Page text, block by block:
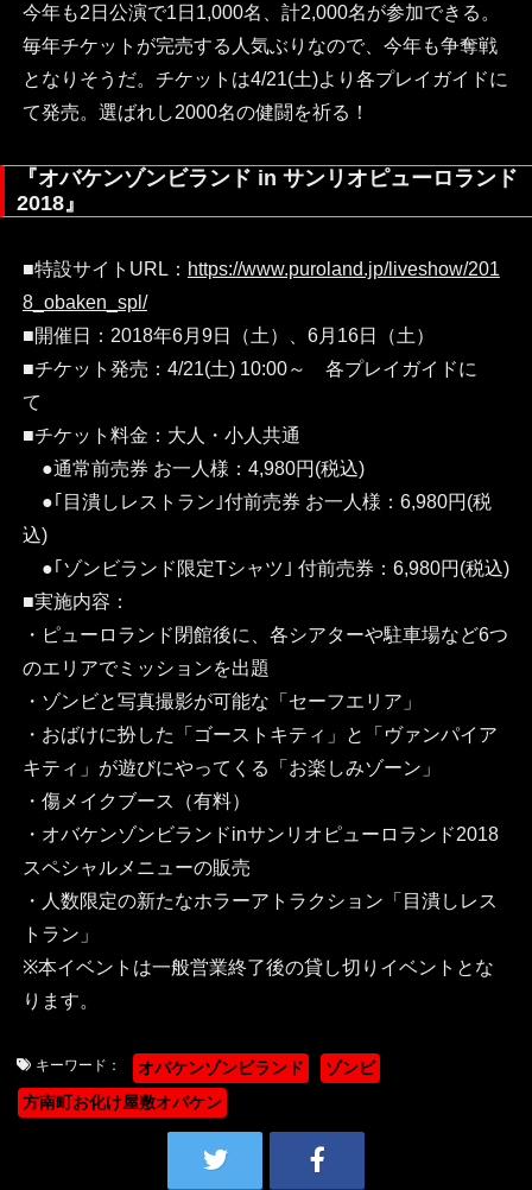
今年も2日公演で1日1,000名、計2,000名が参加できる。
毎年チケットが完売する人気ぶりなので、今年も争奪戦
となりそうだ。チケットは4/21(土)より各プレイガイドに
て発売。選ばれし2000名の健闘を祈る！
『オバケンゾンビランド in サンリオピューロランド
2018』
■特設サイトURL： https://www.puroland.jp/liveshow/201
8_obaken_spl/
■開催日：2018年6月9日（土）、6月16日（土）
■チケット発売：4/21(土) 10:00～ 各プレイガイドに
て
■チケット料金：大人・小人共通
●通常前売券 お一人様：4,980円(税込)
●｢目潰しレストラン｣付前売券 お一人様：6,980円(税
込)
●｢ゾンビランド限定Tシャツ｣ 付前売券：6,980円(税込)
■実施内容：
・ピューロランド閉館後に、各シアターや駐車場など6つ
のエリアでミッションを出題
・ゾンビと写真撮影が可能な「セーフエリア」
・おばけに扮した「ゴーストキティ」と「ヴァンパイア
キティ」が遊びにやってくる「お楽しみゾーン」
・傷メイクブース（有料）
・オバケンゾンビランドinサンリオピューロランド2018
スペシャルメニューの販売
・人数限定の新たなホラーアトラクション「目潰しレス
トラン」
※本イベントは一般営業終了後の貸し切りイベントとな
ります。
キーワード： オバケンゾンビランド
ゾンビ
方南町お化け屋敷オバケン